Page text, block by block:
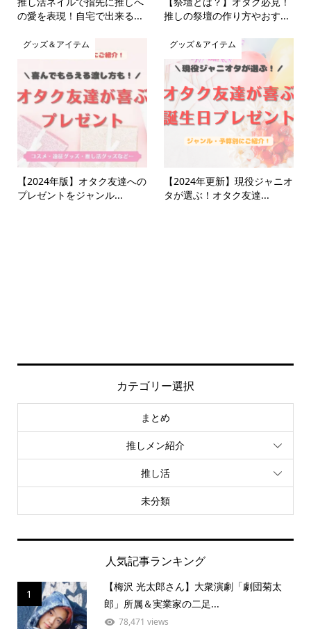
の愛を表現！自宅で出来る...
推しの祭壇の作り方やおす...
グッズ＆アイテム
【2024年版】オタク友達への
プレゼントをジャンル...
グッズ＆アイテム
【2024年更新】現役ジャニオ
タが選ぶ！オタク友達...
カテゴリー選択
まとめ
推しメン紹介
推し活
未分類
人気記事ランキング
1
【梅沢 光太郎さん】大衆演劇「劇団菊太
郎」所属＆実業家の二足...
78,471 views